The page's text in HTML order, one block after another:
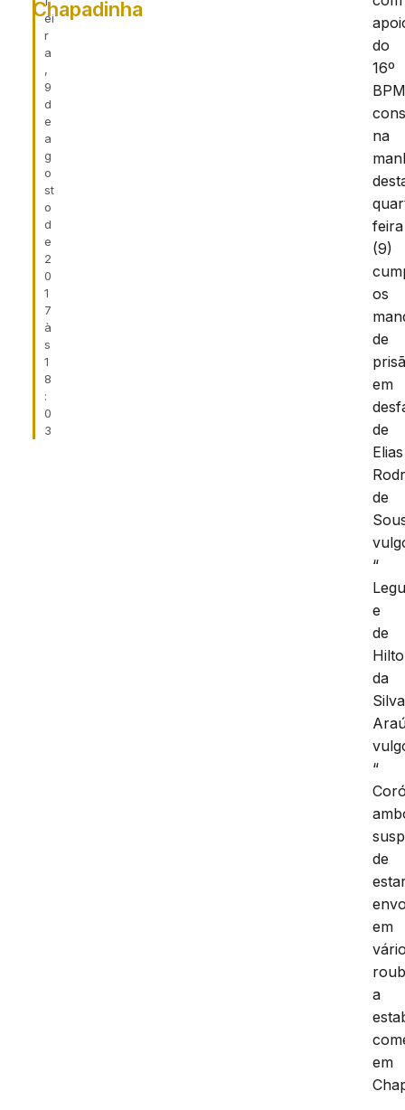
ei
r
a
,
9
d
e
a
g
o
st
o
d
e
2
0
1
7
à
s
1
8
:
0
3
Chapadinha
do
16º
na
feira
(9)
os
de
em
de
Elias
de
“
e
de
da
Silva
“
de
em
a
em